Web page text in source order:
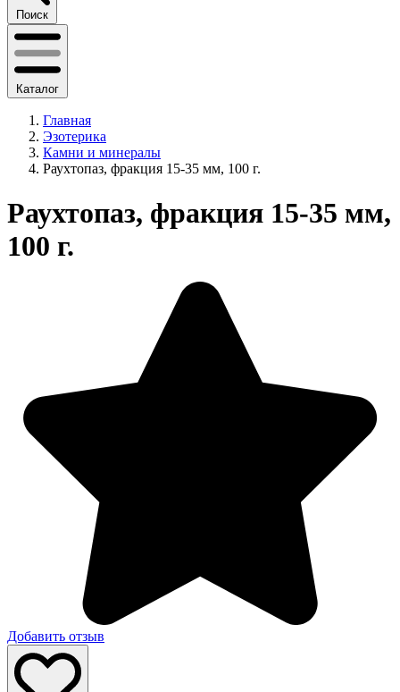
Поиск
Каталог
Главная
Эзотерика
Камни и минералы
Раухтопаз, фракция 15-35 мм, 100 г.
Раухтопаз, фракция 15-35 мм,
100 г.
Добавить отзыв